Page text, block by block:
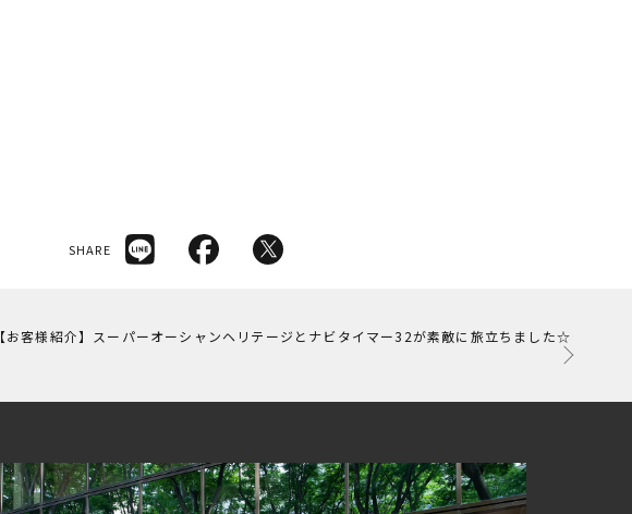
SHARE
【お客様紹介】スーパーオーシャンヘリテージとナビタイマー32が素敵に旅立ちました☆